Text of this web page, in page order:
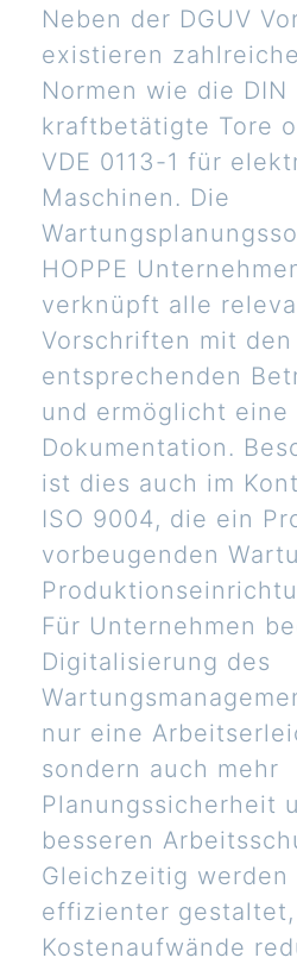
Neben der DGUV
existieren
Normen wie die DIN
kraftbetätigte Tore
VDE 0113-1 für
Maschinen. Die
HOPPE
verknüpft alle
Vorschriften mit den
entsprechenden
und ermöglicht eine
Dokumentation.
ist dies auch im
ISO 9004, die ein
vorbeugenden
Für Unternehmen
Digitalisierung des
nur eine
sondern auch mehr
Planungssicherheit
besseren
Gleichzeitig werden
effizienter
Kostenaufwände